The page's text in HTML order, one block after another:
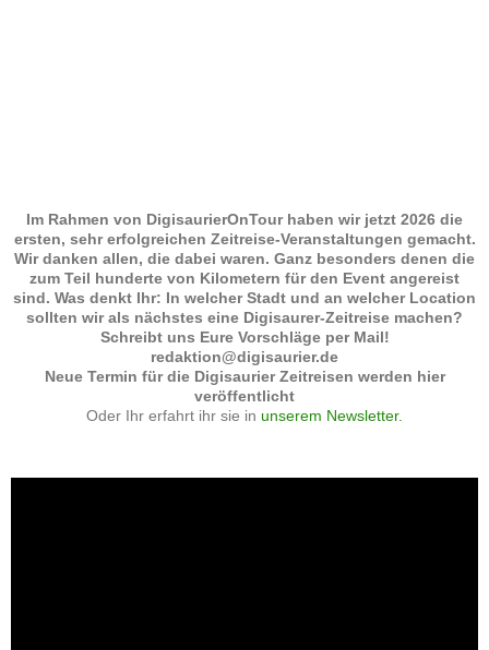
Im Rahmen von DigisaurierOnTour haben wir jetzt 2026 die
ersten, sehr erfolgreichen Zeitreise-Veranstaltungen gemacht.
Wir danken allen, die dabei waren. Ganz besonders denen die
zum Teil hunderte von Kilometern für den Event angereist
sind. Was denkt Ihr: In welcher Stadt und an welcher Location
sollten wir als nächstes eine Digisaurer-Zeitreise machen?
Schreibt uns Eure Vorschläge per Mail!
redaktion@digisaurier.de
Neue Termin für die Digisaurier Zeitreisen werden hier
veröffentlicht
Oder Ihr erfahrt ihr sie in unserem Newsletter.